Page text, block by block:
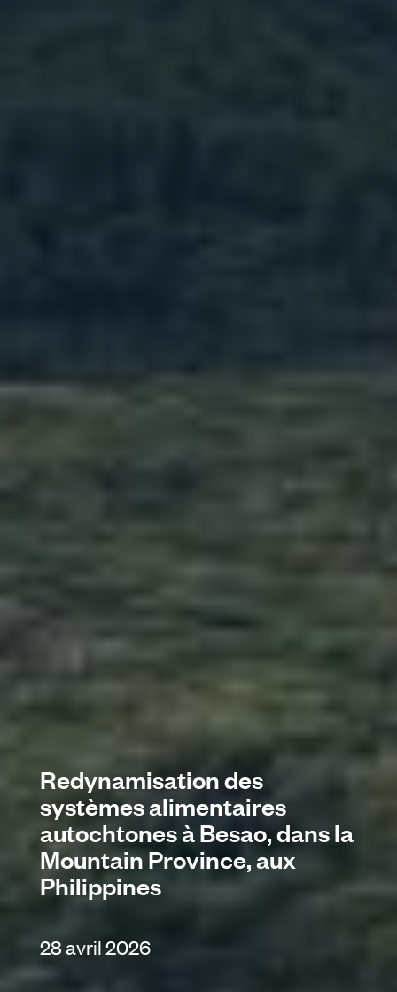
Redynamisation des
systèmes alimentaires
autochtones à Besao, dans la
Mountain Province, aux
Philippines
28 avril 2026